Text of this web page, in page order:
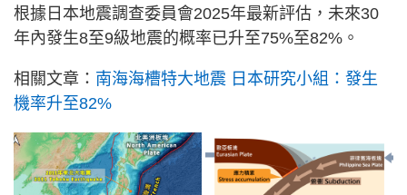
根據日本地震調查委員會2025年最新評估，未來30
年內發生8至9級地震的概率已升至75%至82%。
相關文章： 南海海槽特大地震 日本研究小組：發生
機率升至82%